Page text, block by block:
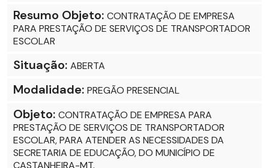
Resumo Objeto: CONTRATAÇÃO DE EMPRESA
PARA PRESTAÇÃO DE SERVIÇOS DE TRANSPORTADOR
ESCOLAR
Situação: ABERTA
Modalidade: PREGÃO PRESENCIAL
Objeto: CONTRATAÇÃO DE EMPRESA PARA
PRESTAÇÃO DE SERVIÇOS DE TRANSPORTADOR
ESCOLAR, PARA ATENDER AS NECESSIDADES DA
SECRETARIA DE EDUCAÇÃO, DO MUNICÍPIO DE